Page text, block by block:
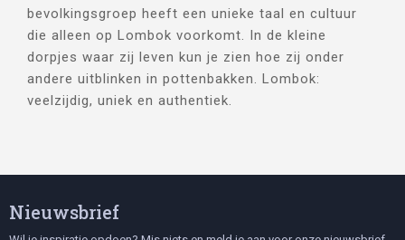
bevolkingsgroep heeft een unieke taal en cultuur
die alleen op Lombok voorkomt. In de kleine
dorpjes waar zij leven kun je zien hoe zij onder
andere uitblinken in pottenbakken. Lombok:
veelzijdig, uniek en authentiek.
Nieuwsbrief